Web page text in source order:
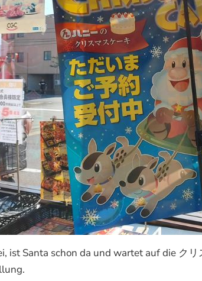
ist Santa schon da und wartet auf die ク